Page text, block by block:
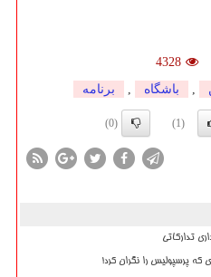
4328
, باشگاه , برنامه
(1)
(0)
تدارکاتی
که پرسپولیس را نگران کرد!